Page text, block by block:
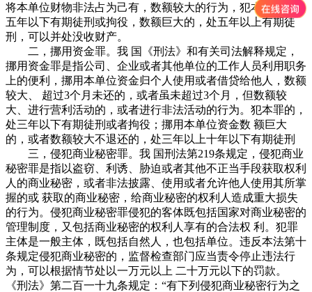
将本单位财物非法占为己有，数额较大的行为，犯本罪的，处
五年以下有期徒刑或拘役，数额巨大的，处五年以上有期徒
刑，可以并处没收财产。
二，挪用资金罪。我 国《刑法》和有关司法解释规定，
挪用资金罪是指公司、企业或者其他单位的工作人员利用职务
上的便利，挪用本单位资金归个人使用或者借贷给他人，数额
较大、 超过3个月未还的，或者虽未超过3个月，但数额较
大、进行营利活动的，或者进行非法活动的行为。犯本罪的，
处三年以下有期徒刑或者拘役；挪用本单位资金数 额巨大
的，或者数额较大不退还的，处三年以上十年以下有期徒刑
三，侵犯商业秘密罪。我 国刑法第219条规定，侵犯商业
秘密罪是指以盗窃、利诱、胁迫或者其他不正当手段获取权利
人的商业秘密，或者非法披露、使用或者允许他人使用其所掌
握的或 获取的商业秘密，给商业秘密的权利人造成重大损失
的行为。侵犯商业秘密罪侵犯的客体既包括国家对商业秘密的
管理制度，又包括商业秘密的权利人享有的合法权 利。犯罪
主体是一般主体，既包括自然人，也包括单位。违反本法第十
条规定侵犯商业秘密的，监督检查部门应当责令停止违法行
为，可以根据情节处以一万元以上 二十万元以下的罚款。
《刑法》第二百一十九条规定：“有下列侵犯商业秘密行为之